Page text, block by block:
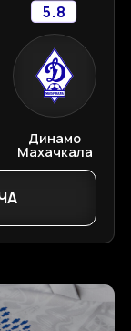
5.8
Динамо
Махачкала